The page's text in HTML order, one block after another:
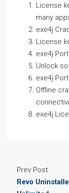
License
many
exe4j
License
exe4j
Unlock
exe4j
Offline
exe4j
Prev Post
Revo